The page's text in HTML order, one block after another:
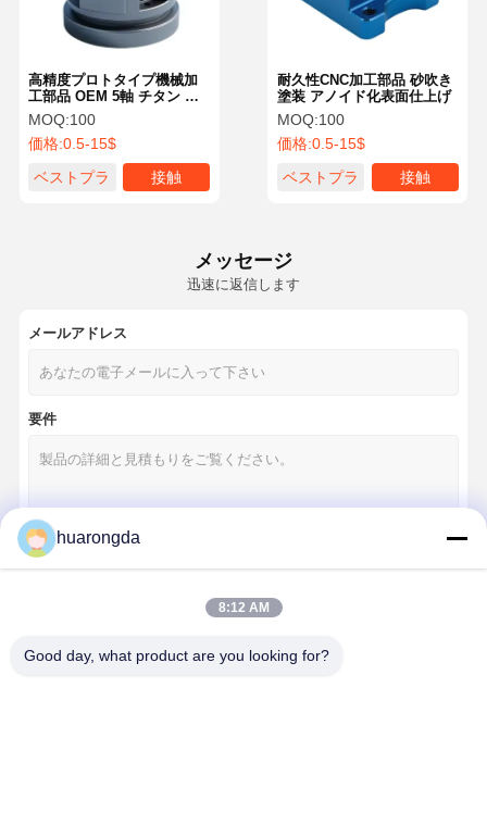
耐久性CNC加工部品 砂吹き
塗装 アノイド化表面仕上げ
MOQ:100
価格:0.5-15$
ベストプラ
接触
高精度プロトタイプ機械加
工部品 OEM 5軸 チタン ア
ルミニウム ステンレス鋼用
MOQ:100
価格:0.5-15$
ベストプラ
接触
メッセージ
迅速に返信します
メールアドレス
要件
huarongda
8:12 AM
Good day, what product are you looking for?